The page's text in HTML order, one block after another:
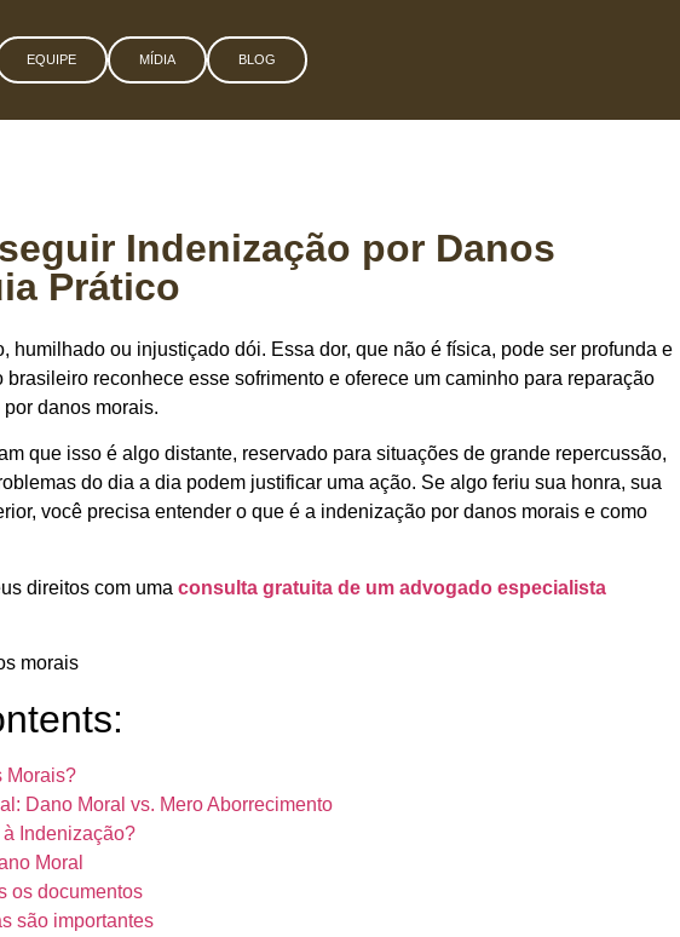
EQUIPE MÍDIA BLOG
Indenização por Danos
Prático
humilhado ou injustiçado dói. Essa dor, que não é física, pode ser profunda e
brasileiro reconhece esse sofrimento e oferece um caminho para reparação
danos morais.
que isso é algo distante, reservado para situações de grande repercussão,
do dia a dia podem justificar uma ação. Se algo feriu sua honra, sua
você precisa entender o que é a indenização por danos morais e como
direitos com uma consulta gratuita de um advogado especialista
Morais?
Dano Moral vs. Mero Aborrecimento
Indenização?
Moral
os documentos
são importantes